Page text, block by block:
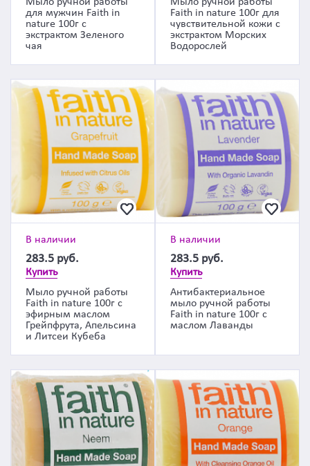
для мужчин Faith in
nature 100г с
экстрактом Зеленого
чая
Faith in nature 100г для
чувствительной кожи с
экстрактом Морских
Водорослей
В наличии
283.5 руб.
Купить
Мыло ручной работы
Faith in nature 100г с
эфирным маслом
Грейпфрута, Апельсина
и Литсеи Кубеба
В наличии
283.5 руб.
Купить
Антибактериальное
мыло ручной работы
Faith in nature 100г с
маслом Лаванды